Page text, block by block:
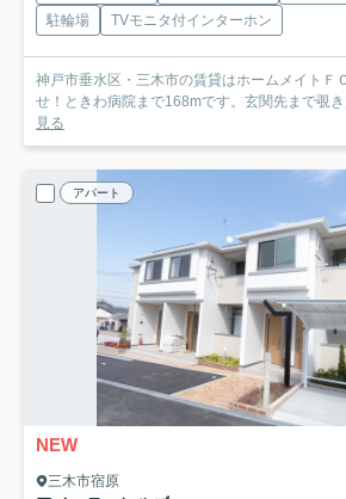
駐輪場
TVモニタ付インターホン
神戸市垂水区・三木市の賃貸はホームメイトＦ
せ！ときわ病院まで168mです。玄関先まで覗
見る
アパート
NEW
三木市宿原